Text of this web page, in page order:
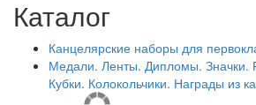
Каталог
Канцелярские наборы для
Медали. Ленты. Дипломы. Значки.
Кубки. Колокольчики. Награды из